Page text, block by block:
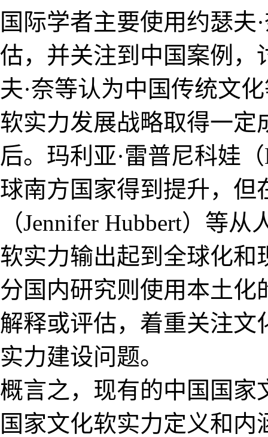
国际学者主要使用约瑟夫
估，并关注到中国案例，
夫·奈等认为中国传统文
软实力发展战略取得一定
后。玛利亚·雷普尼科娃
球南方国家得到提升，但
（Jennifer Hubbert）等
软实力输出起到全球化和
分国内研究则使用本土化
解释或评估，着重关注文
实力建设问题。
概言之，现有的中国国家
国家文化软实力定义和内